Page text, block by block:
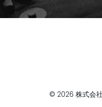
© 2026 株式会